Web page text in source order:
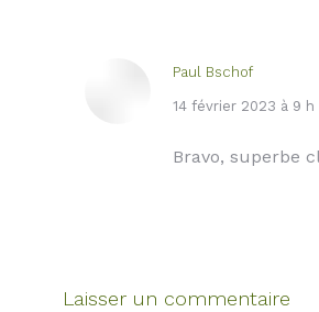
Paul Bschof
dit
14 février 2023 à 9 h
Bravo, superbe
Laisser un commentaire